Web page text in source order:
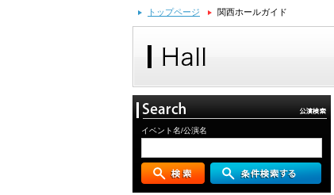
トップページ 関西ホールガイド
イベント名/公演名